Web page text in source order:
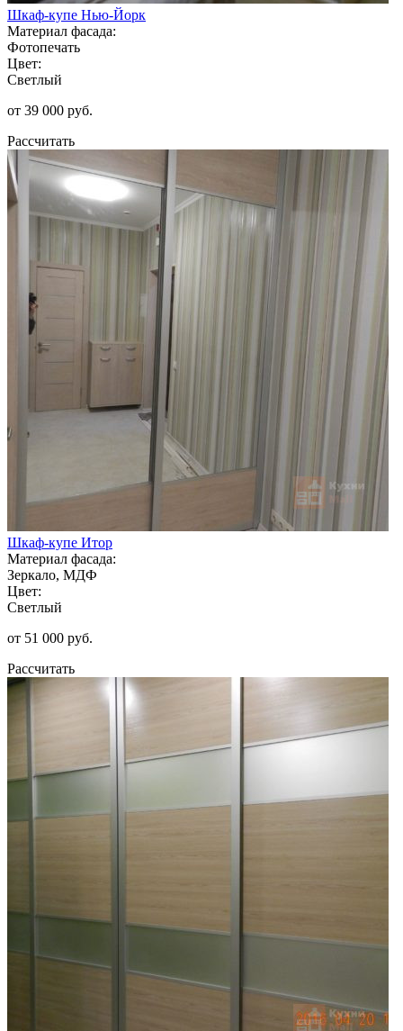
Шкаф-купе Нью-Йорк
Материал фасада:
Фотопечать
Цвет:
Светлый
от 39 000 руб.
Рассчитать
Шкаф-купе Итор
Материал фасада:
Зеркало, МДФ
Цвет:
Светлый
от 51 000 руб.
Рассчитать